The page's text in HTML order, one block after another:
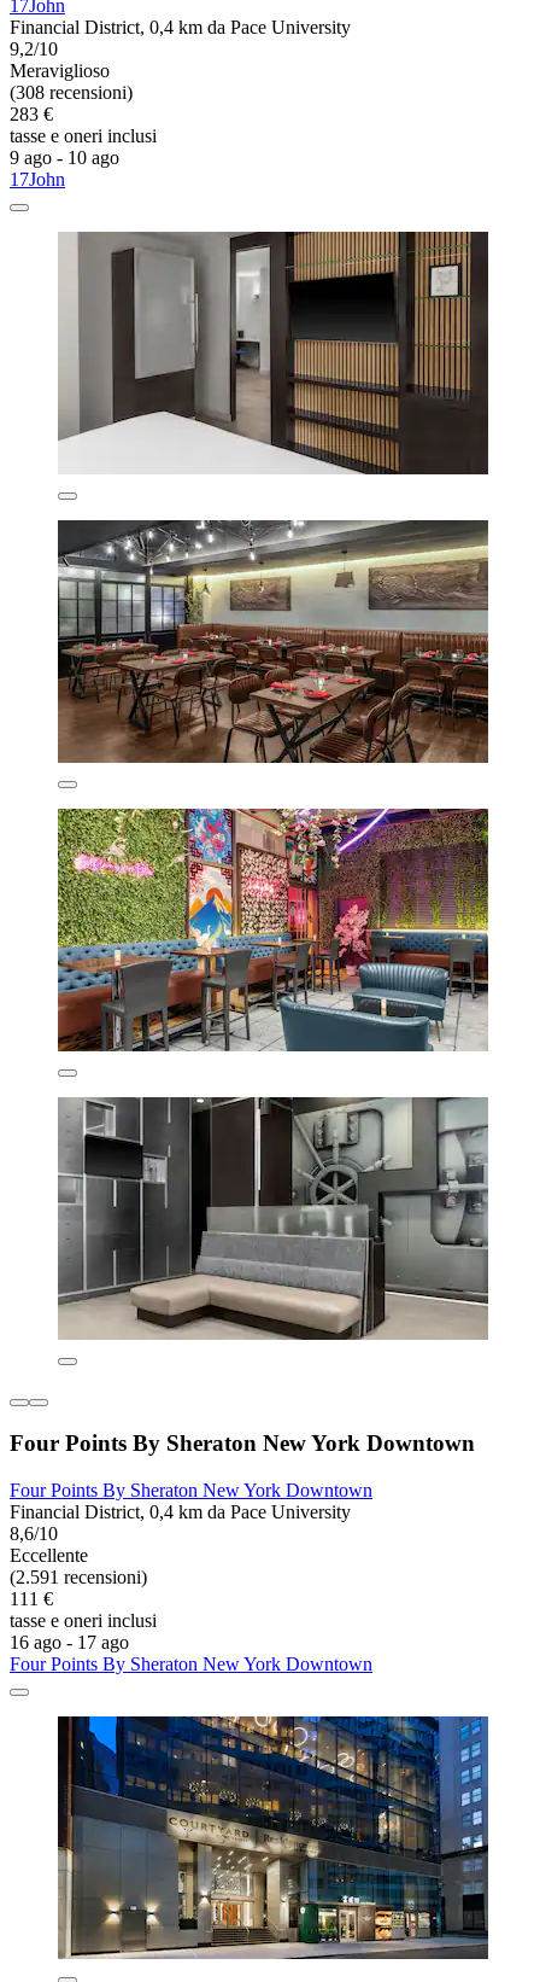
17John
Financial District, 0,4 km da Pace University
9,2/10
Meraviglioso
(308 recensioni)
283 €
tasse e oneri inclusi
9 ago - 10 ago
17John
Four Points By Sheraton New York Downtown
Four Points By Sheraton New York Downtown
Financial District, 0,4 km da Pace University
8,6/10
Eccellente
(2.591 recensioni)
111 €
tasse e oneri inclusi
16 ago - 17 ago
Four Points By Sheraton New York Downtown